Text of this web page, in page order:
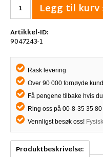
Legg til kurv
Artikkel-ID:
9047243-1
Rask levering
Over 90 000 fornøyde
Få pengene tilbake hvis
Ring oss på 00-8-35 35
Vennligst besøk oss!
Produktbeskrivelse: